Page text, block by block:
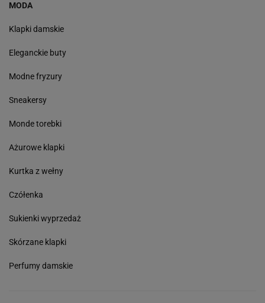
MODA
Klapki damskie
Eleganckie buty
Modne fryzury
Sneakersy
Monde torebki
Ażurowe klapki
Kurtka z wełny
Czółenka
Sukienki wyprzedaż
Skórzane klapki
Perfumy damskie